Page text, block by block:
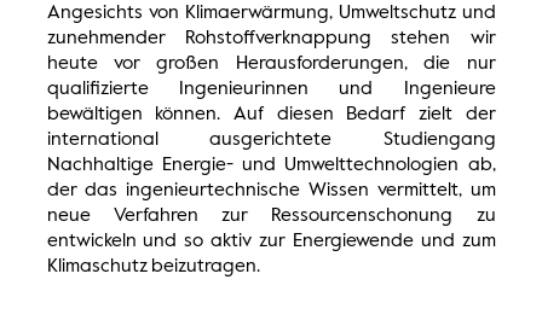
Angesichts von Klimaerwärmung, Umweltschutz und
zunehmender Rohstoffverknappung stehen wir
heute vor großen Herausforderungen, die nur
qualifizierte Ingenieurinnen und Ingenieure
bewältigen können. Auf diesen Bedarf zielt der
international ausgerichtete Studiengang
Nachhaltige Energie- und Umwelttechnologien ab,
der das ingenieurtechnische Wissen vermittelt, um
neue Verfahren zur Ressourcenschonung zu
entwickeln und so aktiv zur Energiewende und zum
Klimaschutz beizutragen.